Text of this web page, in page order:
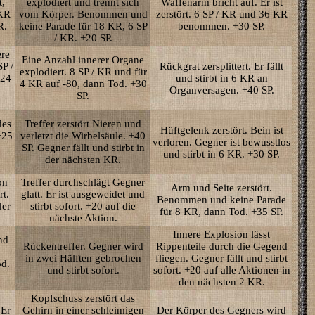
vom Körper. Benommen und
keine Parade für 18 KR, 6 SP
/ KR. +20 SP.
zerstört. 6 SP / KR und 36 KR
benommen. +30 SP.
/
Eine Anzahl innerer Organe
explodiert. 8 SP / KR und für
4 KR auf -80, dann Tod. +30
SP.
Rückgrat zersplittert. Er fällt
und stirbt in 6 KR an
Organversagen. +40 SP.
Treffer zerstört Nieren und
verletzt die Wirbelsäule. +40
SP. Gegner fällt und stirbt in
der nächsten KR.
Hüftgelenk zerstört. Bein ist
verloren. Gegner ist bewusstlos
und stirbt in 6 KR. +30 SP.
Treffer durchschlägt Gegner
glatt. Er ist ausgeweidet und
stirbt sofort. +20 auf die
nächste Aktion.
Arm und Seite zerstört.
Benommen und keine Parade
für 8 KR, dann Tod. +35 SP.
Rückentreffer. Gegner wird
in zwei Hälften gebrochen
und stirbt sofort.
Innere Explosion lässt
Rippenteile durch die Gegend
fliegen. Gegner fällt und stirbt
sofort. +20 auf alle Aktionen in
den nächsten 2 KR.
Kopfschuss zerstört das
Gehirn in einer schleimigen
Der Körper des Gegners wird